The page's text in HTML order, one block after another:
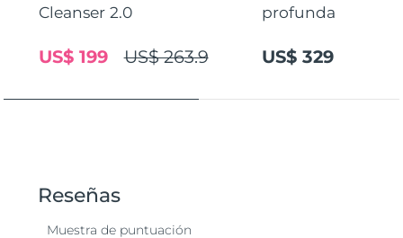
Cleanser 2.0
US$ 263.9
US$ 199
profunda
US$ 329